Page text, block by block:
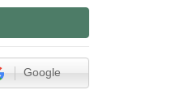
Google